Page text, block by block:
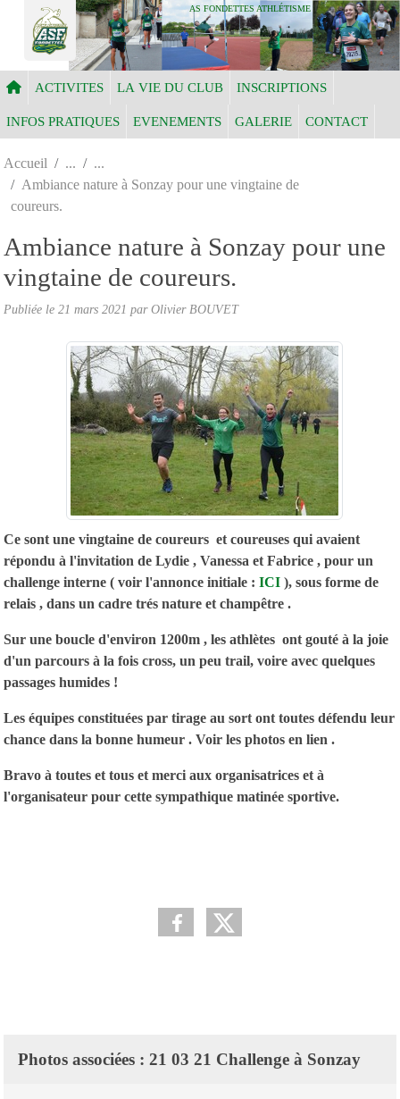
AS FONDETTES ATHLÉTISME
ACTIVITES LA VIE DU CLUB INSCRIPTIONS
INFOS PRATIQUES EVENEMENTS GALERIE CONTACT
Accueil
Ambiance nature à Sonzay pour une vingtaine de
coureurs.
Ambiance nature à Sonzay pour une
vingtaine de coureurs.
Publiée le 21 mars 2021 par Olivier BOUVET
Ce sont une vingtaine de coureurs et coureuses qui avaient
répondu à l'invitation de Lydie , Vanessa et Fabrice , pour un
challenge interne ( voir l'annonce initiale : ICI ), sous forme de
relais , dans un cadre trés nature et champêtre .
Sur une boucle d'environ 1200m , les athlètes ont gouté à la joie
d'un parcours à la fois cross, un peu trail, voire avec quelques
passages humides !
Les équipes constituées par tirage au sort ont toutes défendu leur
chance dans la bonne humeur . Voir les photos en lien .
Bravo à toutes et tous et merci aux organisatrices et à
l'organisateur pour cette sympathique matinée sportive.
Photos associées : 21 03 21 Challenge à Sonzay
Panneau de gestion des cookies